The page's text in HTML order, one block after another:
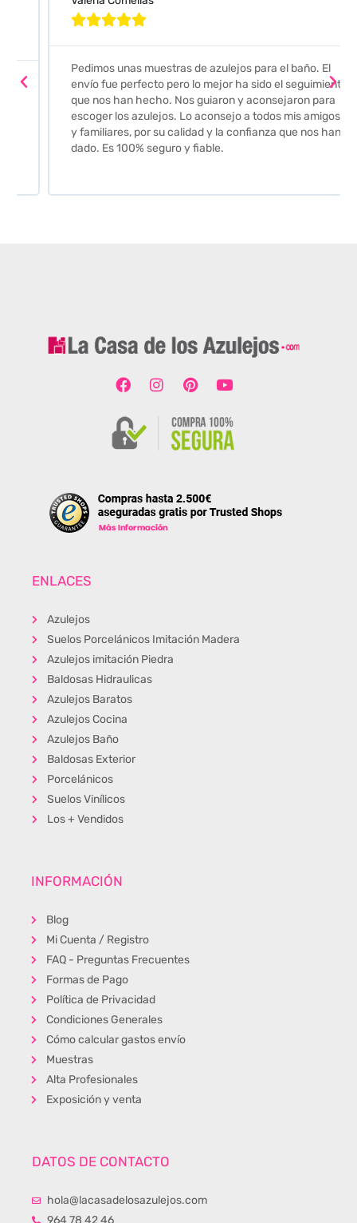

Pedimos unas muestras de azulejos para el baño. El
envío fue perfecto pero lo mejor ha sido el seguimiento
que nos han hecho. Nos guiaron y aconsejaron para
escoger los azulejos. Lo aconsejo a todos mis amigos
y familiares, por su calidad y la confianza que nos han
dado. Es 100% seguro y fiable.
ENLACES
Azulejos
Suelos Porcelánicos Imitación Madera
Azulejos imitación Piedra
Baldosas Hidraulicas
Azulejos Baratos
Azulejos Cocina
Azulejos Baño
Baldosas Exterior
Porcelánicos
Suelos Vinílicos
Los + Vendidos
INFORMACIÓN
Blog
Mi Cuenta / Registro
FAQ - Preguntas Frecuentes
Formas de Pago
Política de Privacidad
Condiciones Generales
Cómo calcular gastos envío
Muestras
Alta Profesionales
Exposición y venta
DATOS DE CONTACTO
hola@lacasadelosazulejos.com
964 78 42 46